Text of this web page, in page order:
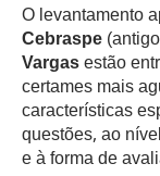
O levantamento
Cebraspe
Vargasestão
certames mais
características
questões, ao
e à forma de